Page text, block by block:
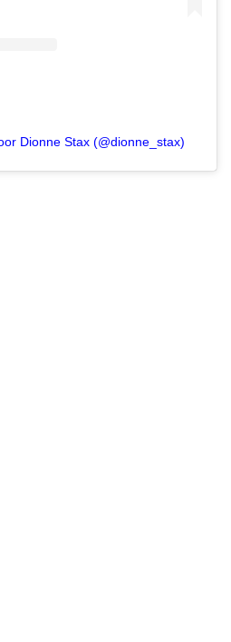
Dionne Stax (@dionne_stax)